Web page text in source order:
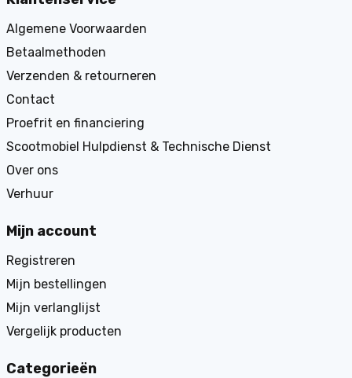
Algemene Voorwaarden
Betaalmethoden
Verzenden & retourneren
Contact
Proefrit en financiering
Scootmobiel Hulpdienst & Technische Dienst
Over ons
Verhuur
Mijn account
Registreren
Mijn bestellingen
Mijn verlanglijst
Vergelijk producten
Categorieën